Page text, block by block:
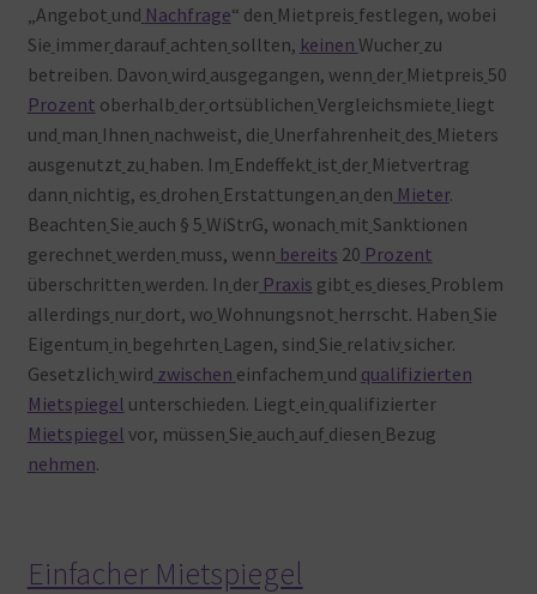
„Angebot und Nachfrage“ den Mietpreis festlegen, wobei
Sie immer darauf achten sollten, keinen Wucher zu
betreiben. Davon wird ausgegangen, wenn der Mietpreis 50
Prozent oberhalb der ortsüblichen Vergleichsmiete liegt
und man Ihnen nachweist, die Unerfahrenheit des Mieters
ausgenutzt zu haben. Im Endeffekt ist der Mietvertrag
dann nichtig, es drohen Erstattungen an den Mieter.
Beachten Sie auch § 5 WiStrG, wonach mit Sanktionen
gerechnet werden muss, wenn bereits 20 Prozent
überschritten werden. In derPraxis gibt es dieses Problem
allerdings nur dort, wo Wohnungsnot herrscht. Haben Sie
Eigentum in begehrten Lagen, sind Sie relativ sicher.
Gesetzlich wird zwischen einfachem und qualifizierten
Mietspiegel unterschieden. Liegt ein qualifizierter
Mietspiegel vor, müssen Sie auch auf diesen Bezug
nehmen.
Einfacher Mietspiegel